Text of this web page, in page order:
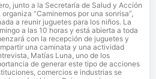
junto a la Secretaría de Salud y Acción
“Caminemos por una sonrisa”,
a reunir juguetes para los niños. La
a las 10 horas y está abierta a toda
con la recepción de juguetes y
una caminata y una actividad
Matías Luna, uno de los
de generar este tipo de acciones
comercios e industrias se